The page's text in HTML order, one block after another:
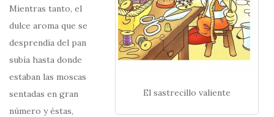
El sastrecillo valiente
Mientras tanto, el
dulce aroma que se
desprendía del pan
subía hasta donde
estaban las moscas
sentadas en gran
número y éstas,